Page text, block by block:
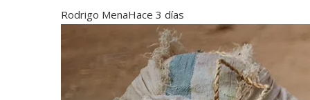
Rodrigo MenaHace 3 días